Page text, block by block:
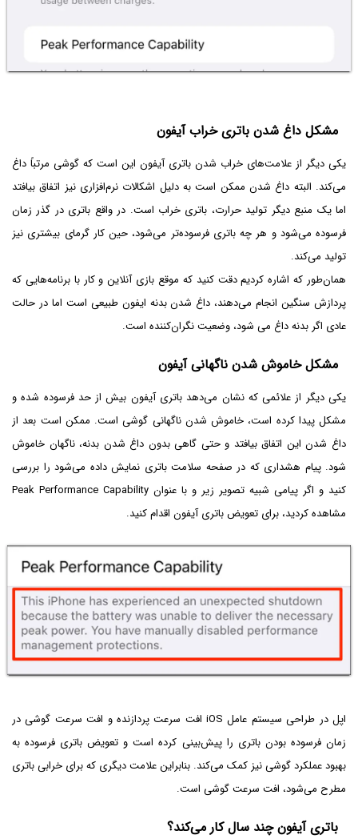
مشکل داغ شدن باتری خراب آیفون
یکی دیگر از علامت‌های خراب شدن باتری آیفون این است که گوشی مرتباً داغ
می‌کند. البته داغ شدن ممکن است به دلیل اشکالات نرم‌افزاری نیز اتفاق بیافتد
اما یک منبع دیگر تولید حرارت، باتری خراب است. در واقع باتری در گذر زمان
فرسوده می‌شود و هر چه باتری فرسوده‌تر می‌شود، حین کار گرمای بیشتری نیز
تولید می‌کند.
همان‌طور که اشاره کردیم دقت کنید که موقع بازی آنلاین و کار با برنامه‌هایی که
پردازش سنگین انجام می‌دهند، داغ شدن بدنه ایفون طبیعی است اما در حالت
عادی اگر بدنه داغ می شود، وضعیت نگران‌کننده است.
مشکل خاموش شدن ناگهانی آیفون
یکی دیگر از علائمی که نشان می‌دهد باتری آیفون بیش از حد فرسوده شده و
مشکل پیدا کرده است، خاموش شدن ناگهانی گوشی است. ممکن است بعد از
داغ شدن این اتفاق بیافتد و حتی گاهی بدون داغ شدن بدنه، ناگهان خاموش
شود. پیام هشداری که در صفحه سلامت باتری نمایش داده می‌شود را بررسی
کنید و اگر پیامی شبیه تصویر زیر و با عنوان Peak Performance Capability
مشاهده کردید، برای تعویض باتری آیفون اقدام کنید.
اپل در طراحی سیستم عامل iOS افت سرعت پردازنده و افت سرعت گوشی در
زمان فرسوده بودن باتری را پیش‌بینی کرده است و تعویض باتری فرسوده به
بهبود عملکرد گوشی نیز کمک می‌کند. بنابراین علامت دیگری که برای خرابی باتری
مطرح می‌شود، افت سرعت گوشی است.
باتری آیفون چند سال کار می‌کند؟